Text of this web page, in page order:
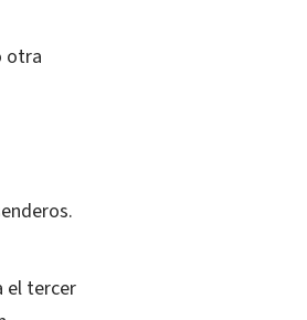
otra
el tercer